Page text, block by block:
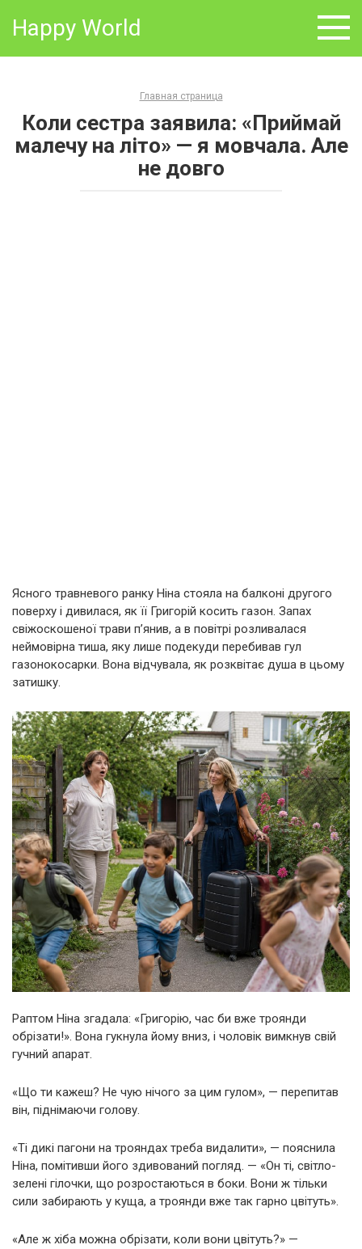
Happy World
Главная страница
Коли сестра заявила: «Приймай
малечу на літо» — я мовчала. Але
не довго
Ясного травневого ранку Ніна стояла на балконі другого
поверху і дивилася, як її Григорій косить газон. Запах
свіжоскошеної трави п’янив, а в повітрі розливалася
неймовірна тиша, яку лише подекуди перебивав гул
газонокосарки. Вона відчувала, як розквітає душа в цьому
затишку.
Раптом Ніна згадала: «Григорію, час би вже троянди
обрізати!». Вона гукнула йому вниз, і чоловік вимкнув свій
гучний апарат.
«Що ти кажеш? Не чую нічого за цим гулом», — перепитав
він, піднімаючи голову.
«Ті дикі пагони на трояндах треба видалити», — пояснила
Ніна, помітивши його здивований погляд. — «Он ті, світло-
зелені гілочки, що розростаються в боки. Вони ж тільки
сили забирають у куща, а троянди вже так гарно цвітуть».
«Але ж хіба можна обрізати, коли вони цвітуть?» —